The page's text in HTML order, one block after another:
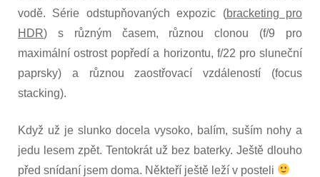
vodě. Série odstupňovaných expozic (bracketing pro
HDR) s různým časem, různou clonou (f/9 pro
maximální ostrost popředí a horizontu, f/22 pro sluneční
paprsky) a různou zaostřovací vzdáleností (focus
stacking).
Když už je slunko docela vysoko, balím, suším nohy a
jedu lesem zpět. Tentokrát už bez baterky. Ještě dlouho
před snídaní jsem doma. Někteří ještě leží v posteli